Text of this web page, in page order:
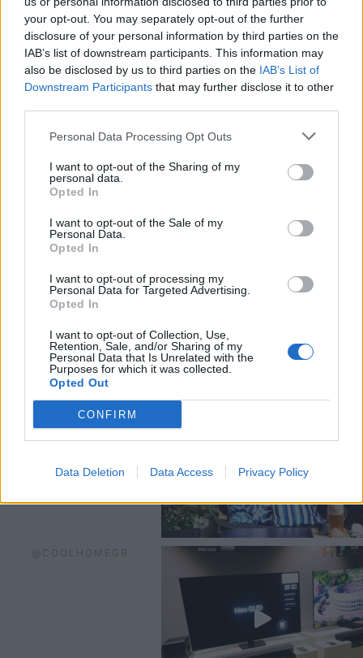
your opt-out. You may separately opt-out of the further
disclosure of your personal information by third parties on the
IAB’s list of downstream participants. This information may
also be disclosed by us to third parties on the IAB’s List of
Downstream Participants that may further disclose it to other
Personal Data Processing Opt Outs
I want to opt-out of the Sharing of my
personal data.
Opted In
I want to opt-out of the Sale of my
Personal Data.
Opted In
I want to opt-out of processing my
Personal Data for Targeted Advertising.
Opted In
I want to opt-out of Collection, Use,
Retention, Sale, and/or Sharing of my
Personal Data that Is Unrelated with the
Purposes for which it was collected.
Opted Out
CONFIRM
Data Deletion Data Access Privacy Policy
Δείτε επίσης…
13 Ιουλίου 0202 · Συσκευές
O νέος προσωπικός χώρος εργασίας
FOLLOW US